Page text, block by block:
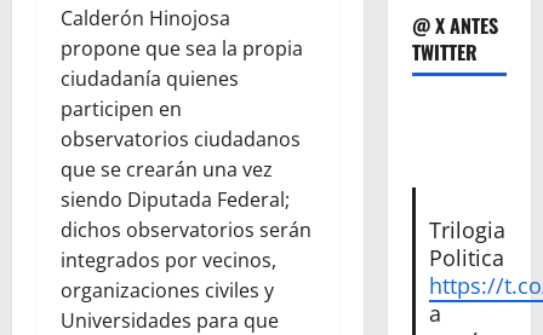
Calderón Hinojosa
propone que sea la propia
ciudadanía quienes
participen en
observatorios ciudadanos
que se crearán una vez
siendo Diputada Federal;
dichos observatorios serán
integrados por vecinos,
organizaciones civiles y
Universidades para que
@ X ANTES
TWITTER
Trilogia
Politica
https://
a